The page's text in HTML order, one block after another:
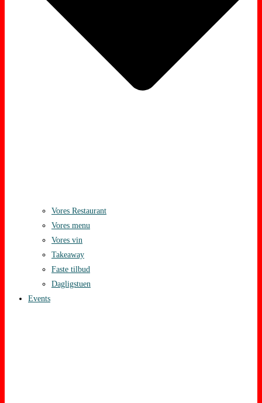
Vores Restaurant
Vores menu
Vores vin
Takeaway
Faste tilbud
Dagligstuen
Events